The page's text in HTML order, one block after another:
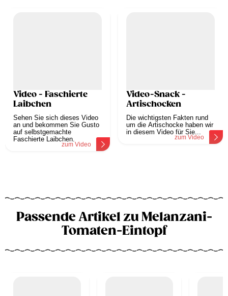
Video - Faschierte
Laibchen
Sehen Sie sich dieses Video
an und bekommen Sie Gusto
auf selbstgemachte
Faschierte Laibchen.
zum Video
Video-Snack -
Artischocken
Die wichtigsten Fakten rund
um die Artischocke haben wir
in diesem Video für Sie...
zum Video
Passende Artikel zu Melanzani-
Tomaten-Eintopf